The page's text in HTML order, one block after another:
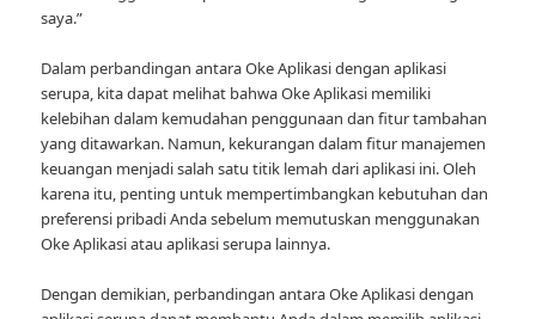
saya.”
Dalam perbandingan antara Oke Aplikasi dengan aplikasi
serupa, kita dapat melihat bahwa Oke Aplikasi memiliki
kelebihan dalam kemudahan penggunaan dan fitur tambahan
yang ditawarkan. Namun, kekurangan dalam fitur manajemen
keuangan menjadi salah satu titik lemah dari aplikasi ini. Oleh
karena itu, penting untuk mempertimbangkan kebutuhan dan
preferensi pribadi Anda sebelum memutuskan menggunakan
Oke Aplikasi atau aplikasi serupa lainnya.
Dengan demikian, perbandingan antara Oke Aplikasi dengan